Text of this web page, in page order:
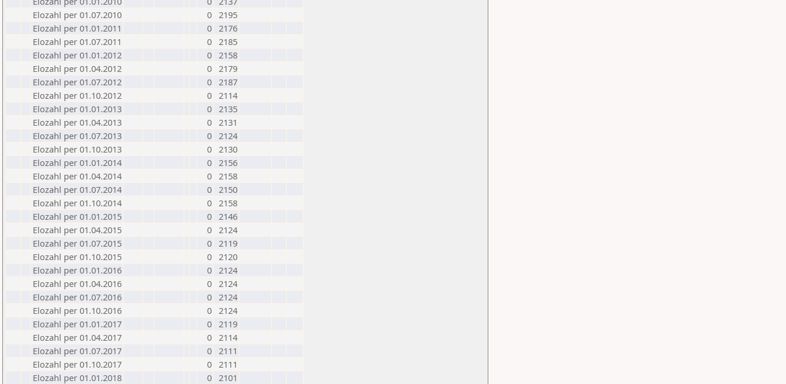
Elozahl per 01.07.2010
0 2195
Elozahl per 01.01.2011
0 2176
Elozahl per 01.07.2011
0 2185
Elozahl per 01.01.2012
0 2158
Elozahl per 01.04.2012
0 2179
Elozahl per 01.07.2012
0 2187
Elozahl per 01.10.2012
0 2114
Elozahl per 01.01.2013
0 2135
Elozahl per 01.04.2013
0 2131
Elozahl per 01.07.2013
0 2124
Elozahl per 01.10.2013
0 2130
Elozahl per 01.01.2014
0 2156
Elozahl per 01.04.2014
0 2158
Elozahl per 01.07.2014
0 2150
Elozahl per 01.10.2014
0 2158
Elozahl per 01.01.2015
0 2146
Elozahl per 01.04.2015
0 2124
Elozahl per 01.07.2015
0 2119
Elozahl per 01.10.2015
0 2120
Elozahl per 01.01.2016
0 2124
Elozahl per 01.04.2016
0 2124
Elozahl per 01.07.2016
0 2124
Elozahl per 01.10.2016
0 2124
Elozahl per 01.01.2017
0 2119
Elozahl per 01.04.2017
0 2114
Elozahl per 01.07.2017
0 2111
Elozahl per 01.10.2017
0 2111
Elozahl per 01.01.2018
0 2101